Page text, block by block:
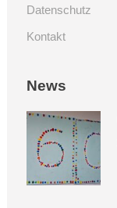
Datenschutz
Kontakt
News